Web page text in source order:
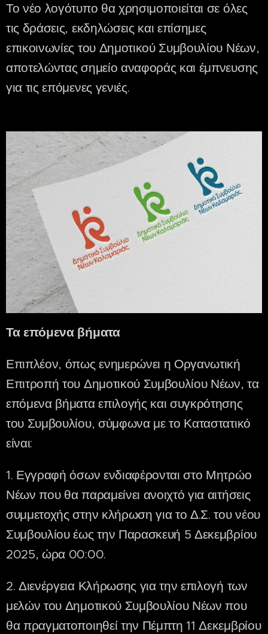
Το νέο λογότυπο θα χρησιμοποιείται σε όλες
τις δράσεις, εκδηλώσεις και επίσημες
επικοινωνίες του Δημοτικού Συμβουλίου Νέων,
αποτελώντας σημείο αναφοράς και έμπνευσης
για τις επόμενες γενιές.
Τα επόμενα βήματα
Επιπλέον, όπως ενημερώνει η Οργανωτική
Επιτροπή του Δημοτικού Συμβουλίου Νέων, τα
επόμενα βήματα επιλογής και συγκρότησης
του Συμβουλίου, σύμφωνα με το Καταστατικό
είναι:
1. Εγγραφή όσων ενδιαφέρονται στο Μητρώο
Νέων που θα παραμείνει ανοιχτό για αιτήσεις
συμμετοχής στην κλήρωση για το Δ.Σ. του νέου
Συμβουλίου έως την Παρασκευή 5 Δεκεμβρίου
2025, ώρα 00:00.
2. Διενέργεια Κλήρωσης για την επιλογή των
μελών του Δημοτικού Συμβουλίου Νέων που
θα πραγματοποιηθεί την Πέμπτη 11 Δεκεμβρίου